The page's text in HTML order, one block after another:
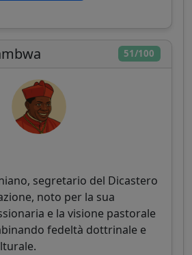
51/100
segretario del Dicastero
noto per la sua
e la visione pastorale
fedeltà dottrinale e